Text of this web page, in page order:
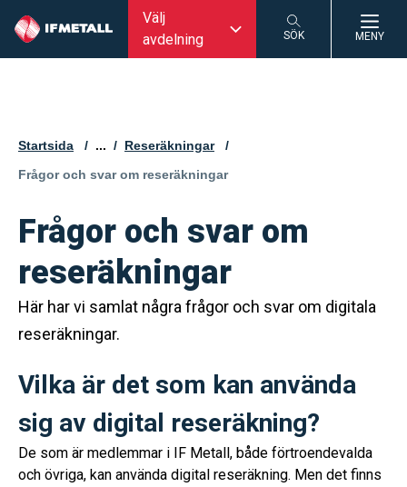
Välj
avdelning
SÖK MENY
Startsida ...
Reseräkningar
Aktuell sida:
Frågor och svar om reseräkningar
Frågor och svar om
reseräkningar
Här har vi samlat några frågor och svar om digitala
reseräkningar.
Vilka är det som kan använda
sig av digital reseräkning?
De som är medlemmar i IF Metall, både förtroendevalda
och övriga, kan använda digital reseräkning. Men det finns